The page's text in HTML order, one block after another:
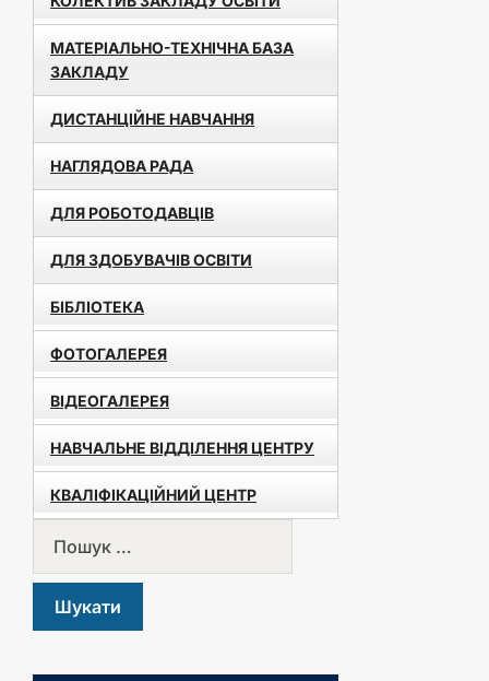
МАТЕРІАЛЬНО-ТЕХНІЧНА БАЗА
ЗАКЛАДУ
ДИСТАНЦІЙНЕ НАВЧАННЯ
НАГЛЯДОВА РАДА
ДЛЯ РОБОТОДАВЦІВ
ДЛЯ ЗДОБУВАЧІВ ОСВІТИ
БІБЛІОТЕКА
ФОТОГАЛЕРЕЯ
ВІДЕОГАЛЕРЕЯ
НАВЧАЛЬНЕ ВІДДІЛЕННЯ ЦЕНТРУ
КВАЛІФІКАЦІЙНИЙ ЦЕНТР